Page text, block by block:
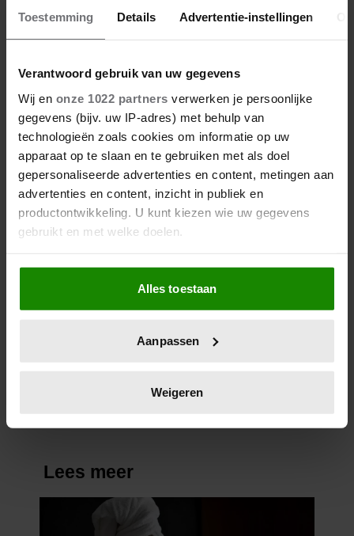
Toestemming Details Advertentie-instellingen
Verantwoord gebruik van uw gegevens
Wij en onze 1022 partners verwerken je persoonlijke
gegevens (bijv. uw IP-adres) met behulp van
technologieën zoals cookies om informatie op uw
apparaat op te slaan en te gebruiken met als doel
gepersonaliseerde advertenties en content, metingen aan
advertenties en content, inzicht in publiek en
productontwikkeling. U kunt kiezen wie uw gegevens
gebruikt en met welke doelen.
Als u het toestaat, willen we ook graag:
Informatie verzamelen over uw geografische
locatie, die tot een paar meter nauwkeurig kan zijn
scannen op specifieke eigenschappen (fingerprinting)
verwerkt en stel uw voorkeuren in het
intrekken in de Cookieverklaring.
We gebruiken cookies om content en advertenties te
en om ons websiteverkeer te analyseren. Ook delen we
informatie over uw gebruik van onze site met onze
Alles toestaan
Aanpassen
Weigeren
Zóveel stappen moet je zetten
om vet te verbranden en af te
vallen
Wat kun je beter op je brood